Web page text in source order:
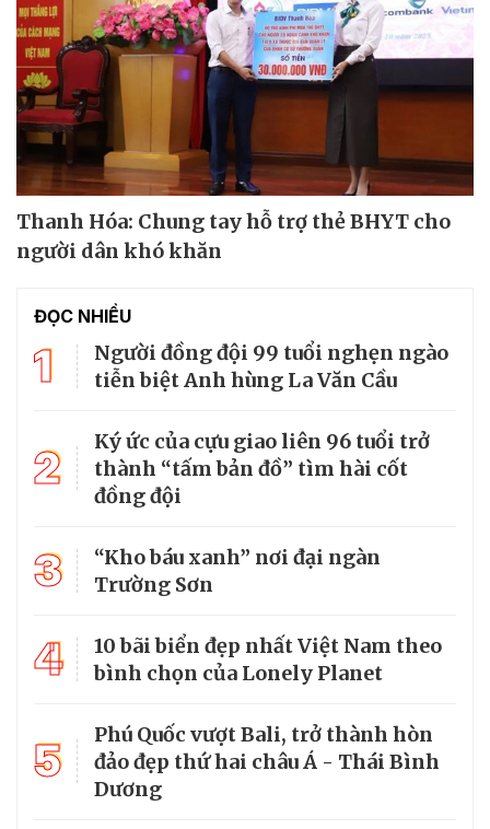
Thanh Hóa: Chung tay hỗ trợ thẻ BHYT cho
người dân khó khăn
ĐỌC NHIỀU
1
Người đồng đội 99 tuổi nghẹn ngào
tiễn biệt Anh hùng La Văn Cầu
2
Ký ức của cựu giao liên 96 tuổi trở
thành “tấm bản đồ” tìm hài cốt
đồng đội
3
“Kho báu xanh” nơi đại ngàn
Trường Sơn
4
10 bãi biển đẹp nhất Việt Nam theo
bình chọn của Lonely Planet
5
Phú Quốc vượt Bali, trở thành hòn
đảo đẹp thứ hai châu Á - Thái Bình
Dương